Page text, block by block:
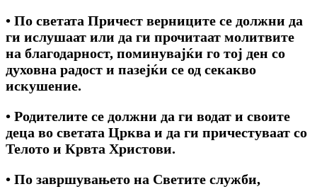
• По светата Причест верниците се должни да
ги ислушаат или да ги прочитаат молитвите
на благодарност, поминувајќи го тој ден co
духовна радост и пазејќи се од секакво
искушение.
• Родителите се должни да ги водат и своите
деца во светата Црква и да ги причестуваат co
Телото и Крвта Христови.
• По завршувањето на Светите служби,